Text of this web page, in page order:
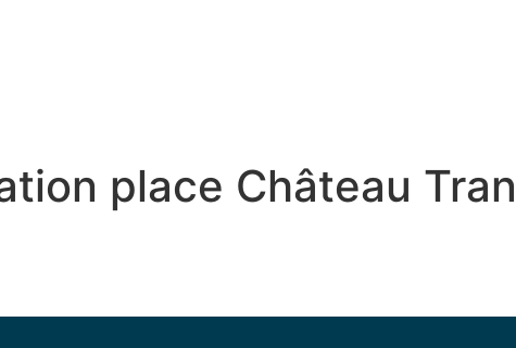
place Château